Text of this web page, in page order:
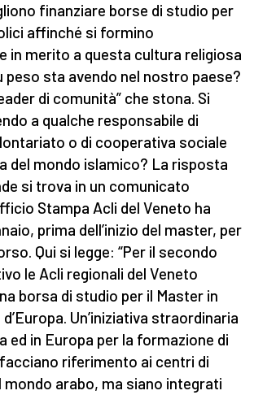
finanziare borse di studio per
affinché si formino
in merito a questa cultura religiosa
peso sta avendo nel nostro paese?
di comunità” che stona. Si
a qualche responsabile di
o di cooperativa sociale
del mondo islamico? La risposta
si trova in un comunicato
Stampa Acli del Veneto ha
prima dell’inizio del master, per
Qui si legge: “Per il secondo
le Acli regionali del Veneto
borsa di studio per il Master in
Un’iniziativa straordinaria
ed in Europa per la formazione di
riferimento ai centri di
arabo, ma siano integrati